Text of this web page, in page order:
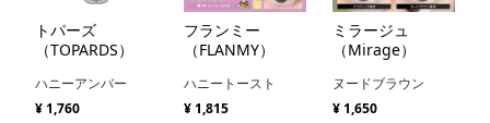
トパーズ
（TOPARDS）
ハニーアンバー
¥ 1,760
フランミー
（FLANMY）
ハニートースト
¥ 1,815
ミラージュ
（Mirage）
ヌードブラウン
¥ 1,650